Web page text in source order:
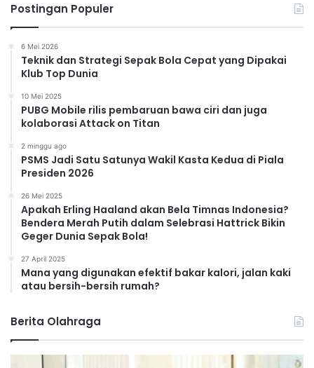
Postingan Populer
6 Mei 2026
Teknik dan Strategi Sepak Bola Cepat yang Dipakai
Klub Top Dunia
10 Mei 2025
PUBG Mobile rilis pembaruan bawa ciri dan juga
kolaborasi Attack on Titan
2 minggu ago
PSMS Jadi Satu Satunya Wakil Kasta Kedua di Piala
Presiden 2026
26 Mei 2025
Apakah Erling Haaland akan Bela Timnas Indonesia?
Bendera Merah Putih dalam Selebrasi Hattrick Bikin
Geger Dunia Sepak Bola!
27 April 2025
Mana yang digunakan efektif bakar kalori, jalan kaki
atau bersih-bersih rumah?
Berita Olahraga